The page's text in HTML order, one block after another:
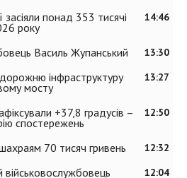
14:46
засіяли понад 353 тисячі
року
13:30
Василь Жупанський
13:27
інфраструктуру
мосту
12:50
+37,8 градусів –
спостережень
12:32
70 тисяч гривень
12:04